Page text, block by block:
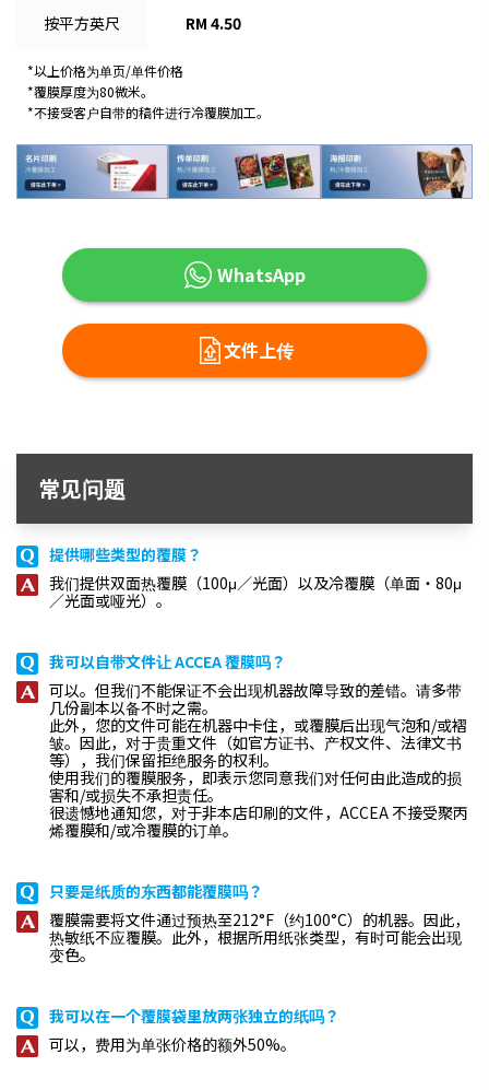
按平方英尺 RM 4.50
*以上价格为单页/单件价格
*覆膜厚度为80微米。
*不接受客户自带的稿件进行冷覆膜加工。
WhatsApp
文件上传
常见问题
提供哪些类型的覆膜？
我们提供双面热覆膜（100μ／光面）以及冷覆膜（单面・80μ
／光面或哑光）。
我可以自带文件让 ACCEA 覆膜吗？
可以。但我们不能保证不会出现机器故障导致的差错。请多带
几份副本以备不时之需。
此外，您的文件可能在机器中卡住，或覆膜后出现气泡和/或褶
皱。因此，对于贵重文件（如官方证书、产权文件、法律文书
等），我们保留拒绝服务的权利。
使用我们的覆膜服务，即表示您同意我们对任何由此造成的损
害和/或损失不承担责任。
很遗憾地通知您，对于非本店印刷的文件，ACCEA 不接受聚丙
烯覆膜和/或冷覆膜的订单。
只要是纸质的东西都能覆膜吗？
覆膜需要将文件通过预热至212°F（约100°C）的机器。因此，
热敏纸不应覆膜。此外，根据所用纸张类型，有时可能会出现
变色。
我可以在一个覆膜袋里放两张独立的纸吗？
可以，费用为单张价格的额外50%。